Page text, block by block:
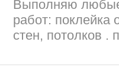
Выполняю
работ: поклейка
стен, потолков .